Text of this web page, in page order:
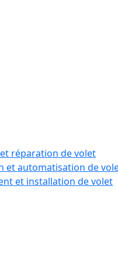
réparation de volet
et automatisation de
et installation de volet